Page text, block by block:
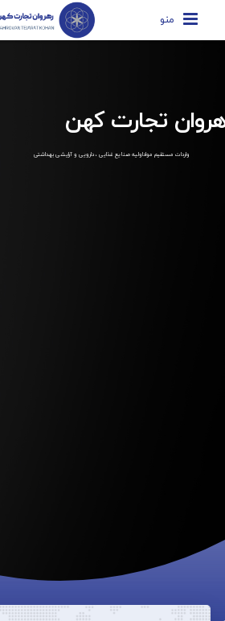
منو
تجارت کهن
واردات مستقیم مواداولیه صنایع غذایی ، دارویی و آرایشی بهداشتی